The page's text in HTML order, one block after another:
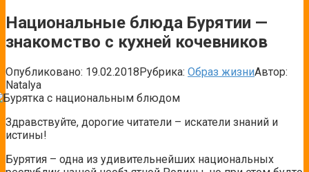
Национальные блюда Бурятии —
знакомство с кухней кочевников
Опубликовано: 19.02.2018Рубрика: Образ жизниАвтор:
Natalya
Здравствуйте, дорогие читатели – искатели знаний и
истины!
Бурятия – одна из удивительнейших национальных